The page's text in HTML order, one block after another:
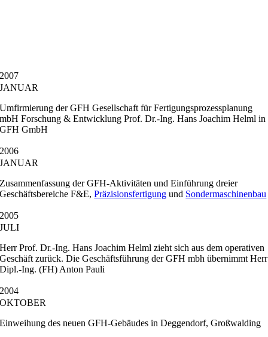
2007
JANUAR
Umfirmierung der GFH Gesellschaft für Fertigungsprozessplanung
mbH Forschung & Entwicklung Prof. Dr.-Ing. Hans Joachim Helml in
GFH GmbH
2006
JANUAR
Zusammenfassung der GFH-Aktivitäten und Einführung dreier
Geschäftsbereiche F&E,Präzisionsfertigung und Sondermaschinenbau
2005
JULI
Herr Prof. Dr.-Ing. Hans Joachim Helml zieht sich aus dem operativen
Geschäft zurück. Die Geschäftsführung der GFH mbh übernimmt Herr
Dipl.-Ing. (FH) Anton Pauli
2004
OKTOBER
Einweihung des neuen GFH-Gebäudes in Deggendorf, Großwalding